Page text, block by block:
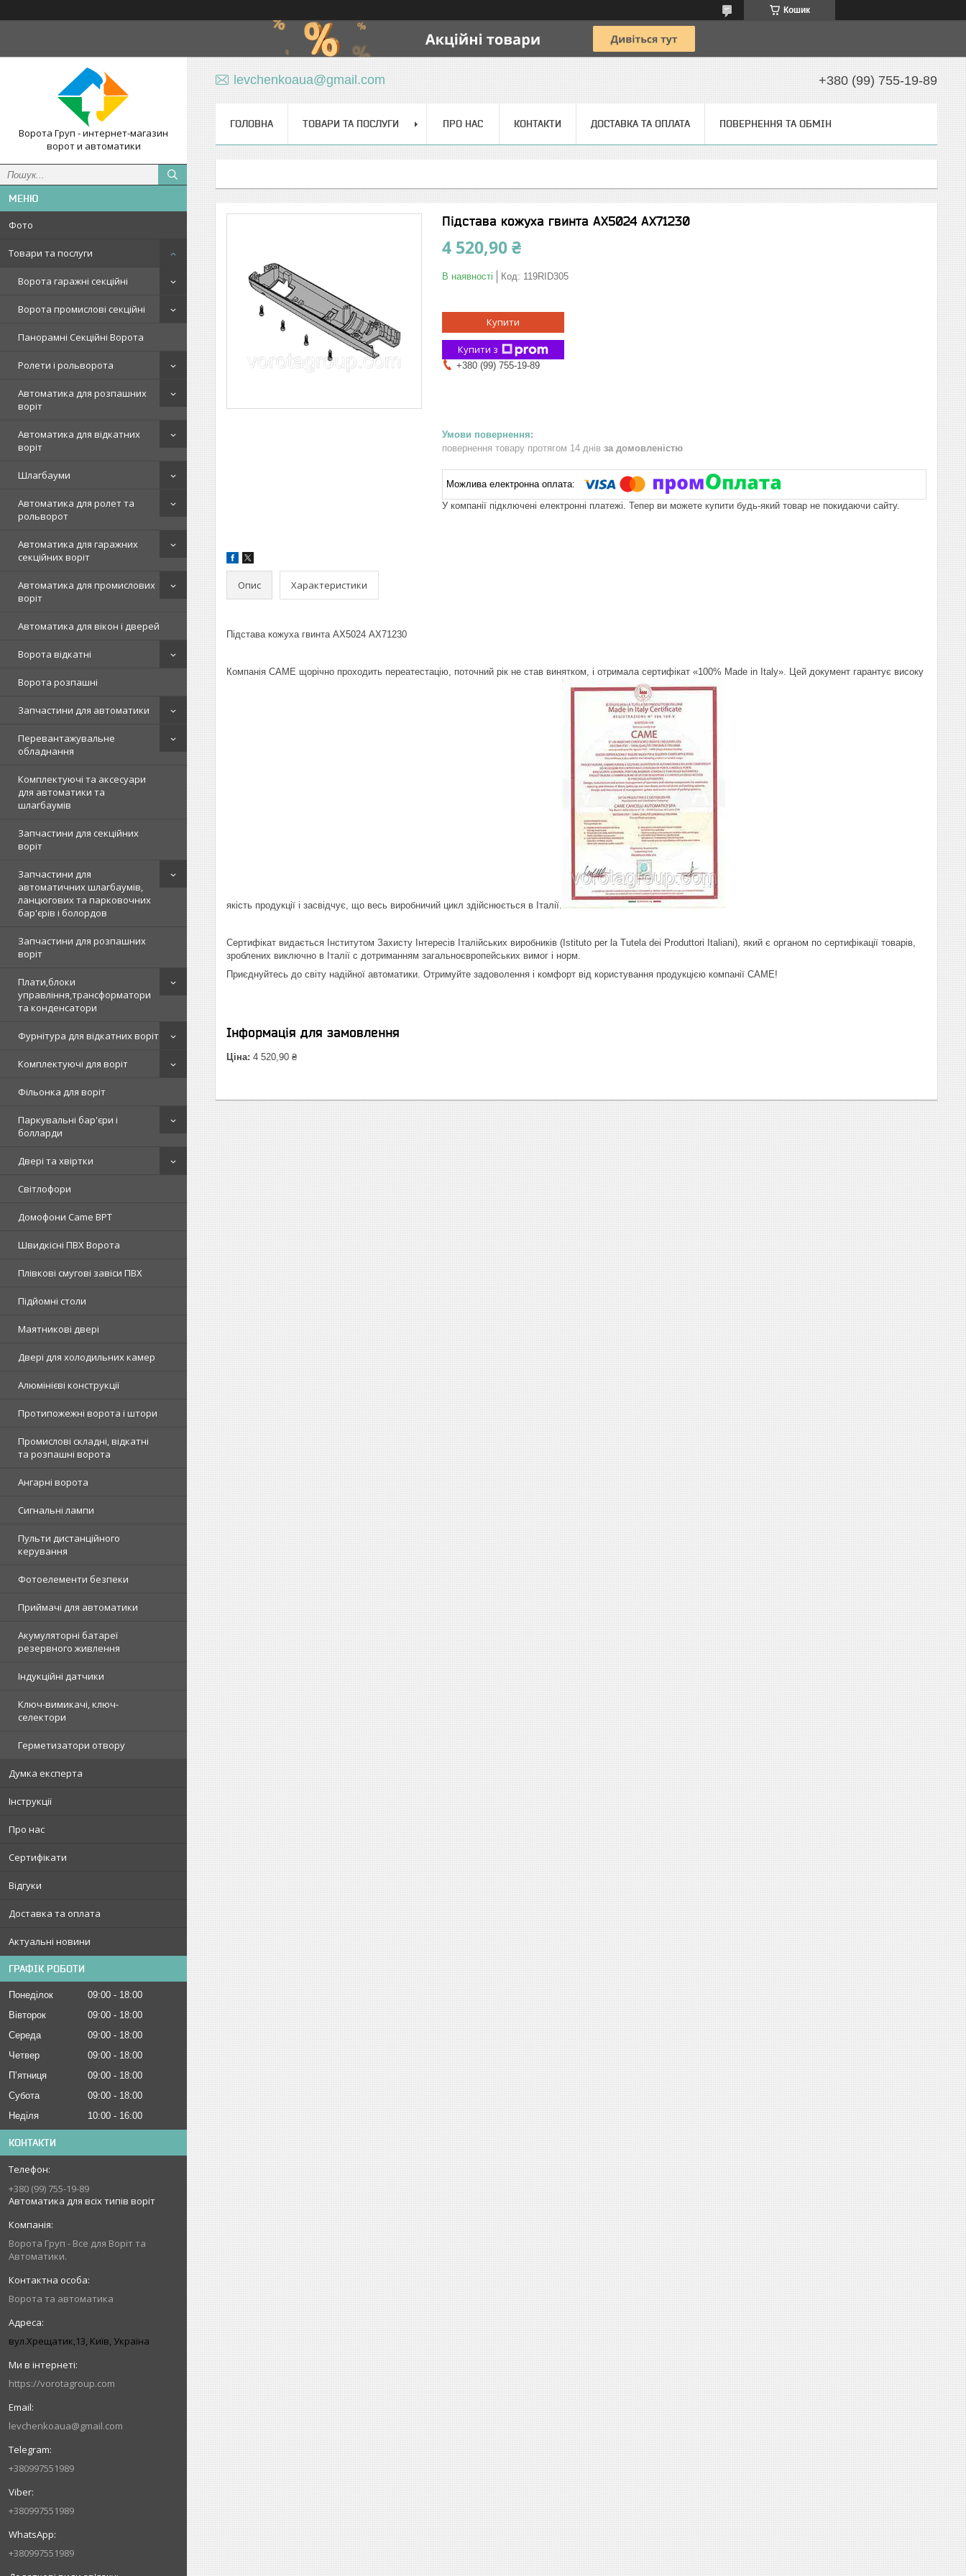
Кошик
Ворота Груп - интернет-магазин
ворот и автоматики
Фото
Товари та послуги
Ворота гаражні секційні
Ворота промислові секційні
Панорамні Секційні Ворота
Ролети і рольворота
Автоматика для розпашних
воріт
Автоматика для відкатних
воріт
Шлагбауми
Автоматика для ролет та
рольворот
Автоматика для гаражних
секційних воріт
Автоматика для промислових
воріт
Автоматика для вікон і дверей
Ворота відкатні
Ворота розпашні
Запчастини для автоматики
Перевантажувальне
обладнання
Комплектуючі та аксесуари
для автоматики та
шлагбаумів
Запчастини для секційних
воріт
Запчастини для
автоматичних шлагбаумів,
ланцюгових та парковочних
бар'єрів і болордов
Запчастини для розпашних
воріт
Плати,блоки
управління,трансформатори
та конденсатори
Фурнітура для відкатних воріт
Комплектуючі для воріт
Фільонка для воріт
Паркувальні бар'єри і
болларди
Двері та хвіртки
Світлофори
Домофони Came BPT
Швидкісні ПВХ Ворота
Плівкові смугові завіси ПВХ
Підйомні столи
Маятникові двері
Двері для холодильних камер
Алюмінієві конструкції
Протипожежні ворота і штори
Промислові складні, відкатні
та розпашні ворота
Ангарні ворота
Сигнальні лампи
Пульти дистанційного
керування
Фотоелементи безпеки
Приймачі для автоматики
Акумуляторні батареї
резервного живлення
Індукційні датчики
Ключ-вимикачі, ключ-
селектори
Герметизатори отвору
Думка експерта
Інструкції
Про нас
Сертифікати
Відгуки
Доставка та оплата
Актуальні новини
ГРАФІК РОБОТИ
Понеділок 09:00
18:00
Вівторок
09:00
18:00
Середа
09:00
18:00
Четвер
09:00
18:00
Пʼятниця
09:00
18:00
Субота
09:00
18:00
Неділя
10:00 16:00
КОНТАКТИ
+380 (99) 755-19-89
Автоматика для всіх типів воріт
Ворота Груп - Все для Воріт та
Автоматики.
Ворота та автоматика
вул.Хрещатик,13, Київ, Україна
https://vorotagroup.com
levchenkoaua@gmail.com
+380997551989
+380997551989
+380997551989
levchenkoaua@gmail.com +380 (99) 755-19-89
ГОЛОВНА ТОВАРИ ТА ПОСЛУГИ ПРО НАС КОНТАКТИ ДОСТАВКА ТА ОПЛАТА ПОВЕРНЕННЯ ТА ОБМІН
Підстава кожуха гвинта АХ5024 АХ71230
4 520,90 ₴
В наявності Код: 119RID305
Купити
Купити з
+380 (99) 755-19-89
повернення товару протягом 14 днів за домовленістю
У компанії підключені електронні платежі. Тепер ви можете купити будь-який товар не покидаючи сайту.
Опис Характеристики
Підстава кожуха гвинта АХ5024 АХ71230
Компанія CAME щорічно проходить переатестацію, поточний рік не став винятком, і отримала сертифікат «100% Made in Italy». Цей документ гарантує високу
якість продукції і засвідчує, що весь виробничий цикл здійснюється в Італії.
Сертифікат видається Інститутом Захисту Інтересів Італійських виробників (Istituto per la Tutela dei Produttori Italiani), який є органом по сертифікації товарів,
зроблених виключно в Італії c дотриманням загальноєвропейських вимог і норм.
Приєднуйтесь до світу надійної автоматики. Отримуйте задоволення і комфорт від користування продукцією компанії CAME!
Інформація для замовлення
Ціна: 4 520,90 ₴